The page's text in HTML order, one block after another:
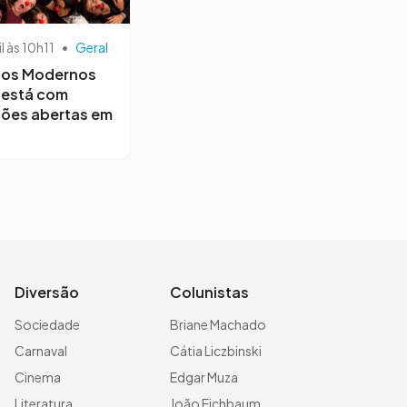
às 10h11 • Geral
Modernos
com
abertas em
Diversão
Sociedade
Carnaval
Cinema
Literatura
Colunistas
Briane Machado
Cátia Liczbinski
Edgar Muza
João Eichbaum